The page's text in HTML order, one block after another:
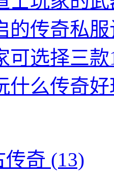
的传奇私
可选择三款
什么传奇好
传奇 (13)